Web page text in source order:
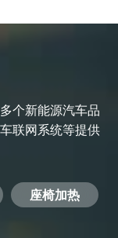
个新能源汽车品
联网系统等提供
座椅加热
驱动
服务器电源
机顶盒
交通